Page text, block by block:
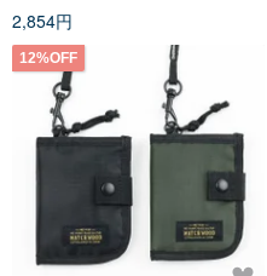
2,854円
12%OFF